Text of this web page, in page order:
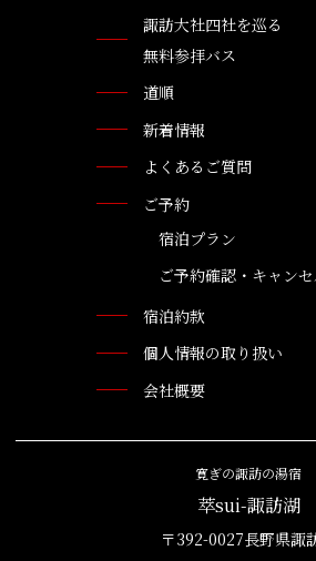
諏訪大社四社を巡る
無料参拝バス
道順
新着情報
よくあるご質問
ご予約
宿泊プラン
ご予約確認・キャン
宿泊約款
個人情報の取り扱い
会社概要
寛ぎの諏訪の湯宿
萃sui-諏訪湖
〒392-0027長野県諏